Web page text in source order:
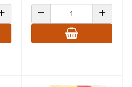
ANZAHL ERHÖHENANZAHL VERRINGERN ANZAHL